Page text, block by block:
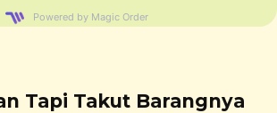
Powered by Magic Order
Tapi Takut Barangnya